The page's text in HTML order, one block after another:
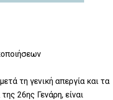
τη γενική απεργία και τα
26ης Γενάρη, είναι